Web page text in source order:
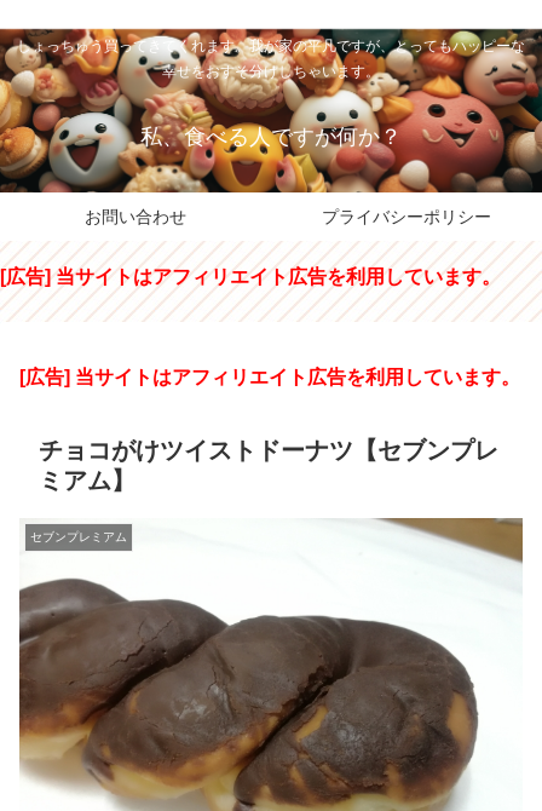
しょっちゅう買ってきてくれます。我が家の平凡ですが、とってもハッピーな
幸せをおすそ分けしちゃいます。
私、食べる人ですが何か？
お問い合わせ プライバシーポリシー
[広告] 当サイトはアフィリエイト広告を利用しています。
[広告] 当サイトはアフィリエイト広告を利用しています。
チョコがけツイストドーナツ【セブンプレ
ミアム】
セブンプレミアム